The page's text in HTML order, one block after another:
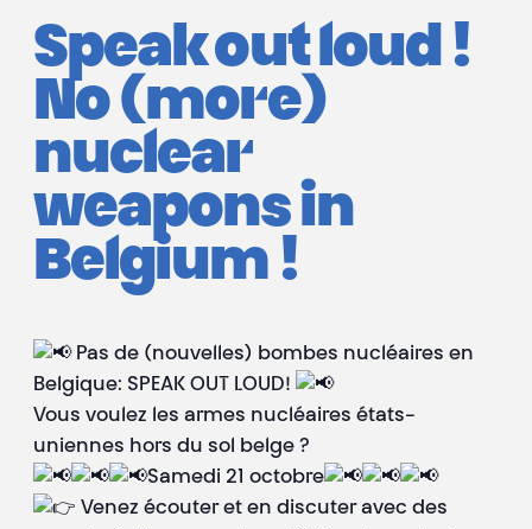
Speak out loud !
No (more)
nuclear
weapons in
Belgium !
Pas de (nouvelles) bombes nucléaires en
Belgique: SPEAK OUT LOUD!
Vous voulez les armes nucléaires états-
uniennes hors du sol belge ?
Samedi 21 octobre
Venez écouter et en discuter avec des